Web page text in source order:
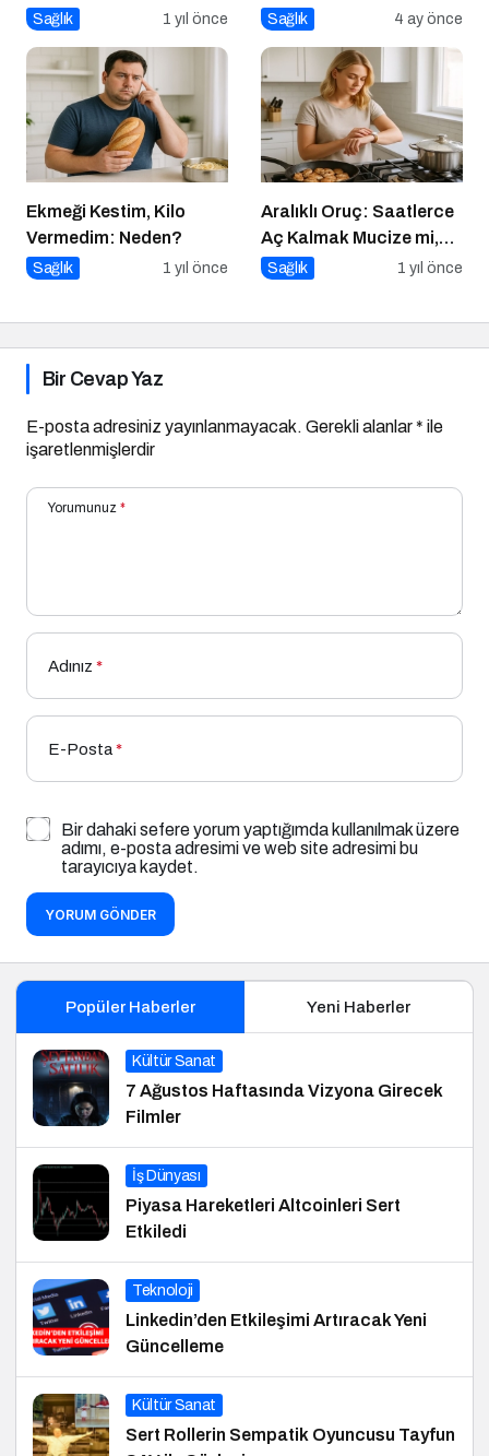
Açıyor mu?
Sağlık 1 yıl önce
Tehdit Eden “Sessiz”
Sağlık 4 ay önce
Ekmeği Kestim, Kilo
Vermedim: Neden?
Sağlık 1 yıl önce
Aralıklı Oruç: Saatlerce
Aç Kalmak Mucize mi,
Geçici Bir Trend Mi?
Sağlık 1 yıl önce
Bir Cevap Yaz
E-posta adresiniz yayınlanmayacak. Gerekli alanlar* ile
işaretlenmişlerdir
Yorumunuz *
Adınız *
E-Posta*
Bir dahaki sefere yorum yaptığımda kullanılmak üzere
adımı, e-posta adresimi ve web site adresimi bu
tarayıcıya kaydet.
YORUM GÖNDER
Popüler Haberler Yeni Haberler
Kültür Sanat
7 Ağustos Haftasında Vizyona Girecek
Filmler
İş Dünyası
Piyasa Hareketleri Altcoinleri Sert
Etkiledi
Teknoloji
Linkedin’den Etkileşimi Artıracak Yeni
Güncelleme
Kültür Sanat
Sert Rollerin Sempatik Oyuncusu Tayfun